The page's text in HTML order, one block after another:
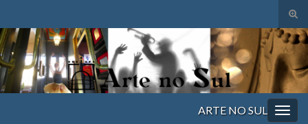
de
Search for:
ARTE NO SUL